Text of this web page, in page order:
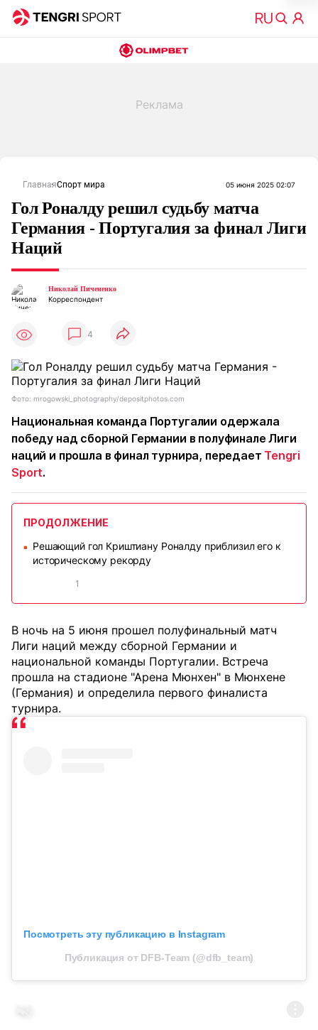
ГлавнаяСпорт мира 05 июня 2025 02:07
Гол Роналду решил судьбу матча
Германия - Португалия за финал Лиги
Наций
Николай Пичененко
Корреспондент
4
Фото: mrogowski_photography/depositphotos.com
Национальная команда Португалии одержала
победу над сборной Германии в полуфинале Лиги
наций и прошла в финал турнира, передает Tengri
Sport.
ПРОДОЛЖЕНИЕ
■
Решающий гол Криштиану Роналду приблизил его к
историческому рекорду
1
В ночь на 5 июня прошел полуфинальный матч
Лиги наций между сборной Германии и
национальной команды Португалии. Встреча
прошла на стадионе "Арена Мюнхен" в Мюнхене
(Германия) и определила первого финалиста
турнира.
Посмотреть эту публикацию в Instagram
Публикация от DFB-Team (@dfb_team)